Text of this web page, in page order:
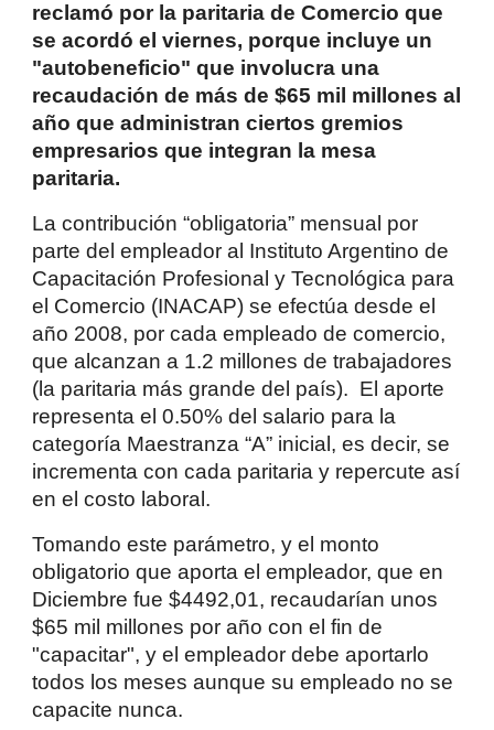
reclamó por la paritaria de Comercio que
se acordó el viernes, porque incluye un
"autobeneficio" que involucra una
recaudación de más de $65 mil millones al
año que administran ciertos gremios
empresarios que integran la mesa
paritaria.
La contribución “obligatoria” mensual por
parte del empleador al Instituto Argentino de
Capacitación Profesional y Tecnológica para
el Comercio (INACAP) se efectúa desde el
año 2008, por cada empleado de comercio,
que alcanzan a 1.2 millones de trabajadores
(la paritaria más grande del país). El aporte
representa el 0.50% del salario para la
categoría Maestranza “A” inicial, es decir, se
incrementa con cada paritaria y repercute así
en el costo laboral.
Tomando este parámetro, y el monto
obligatorio que aporta el empleador, que en
Diciembre fue $4492,01, recaudarían unos
$65 mil millones por año con el fin de
"capacitar", y el empleador debe aportarlo
todos los meses aunque su empleado no se
capacite nunca.